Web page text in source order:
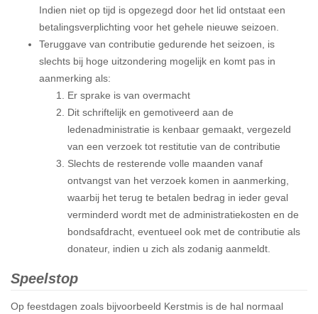
Indien niet op tijd is opgezegd door het lid ontstaat een
betalingsverplichting voor het gehele nieuwe seizoen.
Teruggave van contributie gedurende het seizoen, is
slechts bij hoge uitzondering mogelijk en komt pas in
aanmerking als:
Er sprake is van overmacht
Dit schriftelijk en gemotiveerd aan de
ledenadministratie is kenbaar gemaakt, vergezeld
van een verzoek tot restitutie van de contributie
Slechts de resterende volle maanden vanaf
ontvangst van het verzoek komen in aanmerking,
waarbij het terug te betalen bedrag in ieder geval
verminderd wordt met de administratiekosten en de
bondsafdracht, eventueel ook met de contributie als
donateur, indien u zich als zodanig aanmeldt.
Speelstop
Op feestdagen zoals bijvoorbeeld Kerstmis is de hal normaal